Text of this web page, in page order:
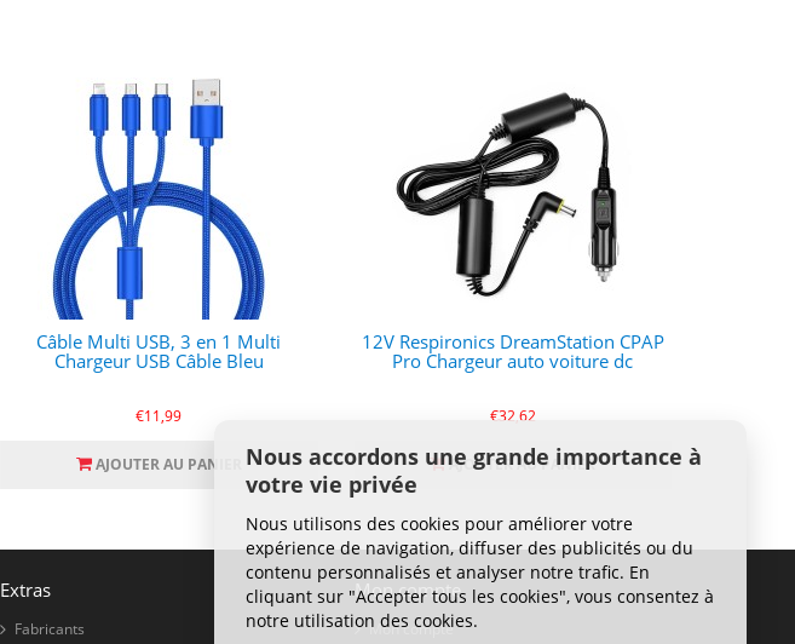
Câble Multi USB, 3 en 1 Multi
Chargeur USB Câble Bleu
€11,99
AJOUTER AU PANIER
12V Respironics DreamStation CPAP
Pro Chargeur auto voiture dc
€32,62
AJOUTER AU PANIER
Extras
Fabricants
Mon compte
Mon compte
Nous accordons une grande importance à
votre vie privée
Nous utilisons des cookies pour améliorer votre
expérience de navigation, diffuser des publicités ou du
contenu personnalisés et analyser notre trafic. En
cliquant sur "Accepter tous les cookies", vous consentez à
notre utilisation des cookies.